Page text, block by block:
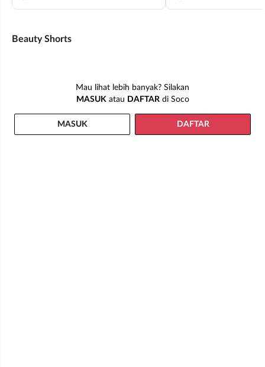
Beauty Shorts
bareng Dita Karang 😚😚
Mun Ka-Young
0 0
Mau lihat lebih banyak? Silakan
MASUKatau DAFTARdi Soco
MASUK DAFTAR